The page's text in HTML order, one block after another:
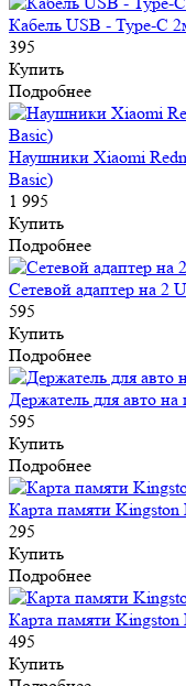
Кабель USB - Type-C
395
Купить
Подробнее
Наушники Xiaomi
Basic)
1 995
Купить
Подробнее
Сетевой адаптер на 2
595
Купить
Подробнее
Держатель для авто
595
Купить
Подробнее
Карта памяти Kingston
295
Купить
Подробнее
Карта памяти Kingston
495
Купить